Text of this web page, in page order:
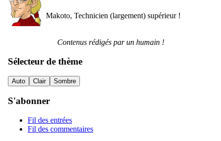
Makoto, Technicien (largement) supérieur !
Contenus rédigés par un humain !
Sélecteur de thème
Auto Clair Sombre
S'abonner
Fil des entrées
Fil des commentaires